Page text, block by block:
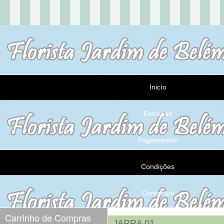
Inicío
Entregas
Pagamentos
Condições
Contactos
Carrinho de Compras